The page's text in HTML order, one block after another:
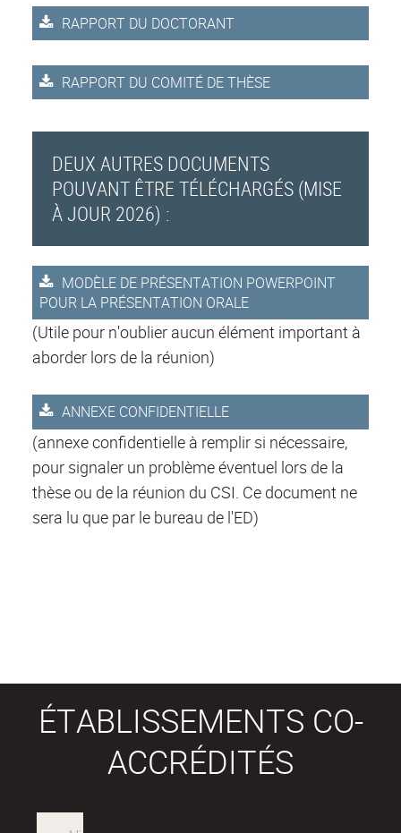
RAPPORT DU DOCTORANT
RAPPORT DU COMITÉ DE THÈSE
DEUX AUTRES DOCUMENTS
POUVANT ÊTRE TÉLÉCHARGÉS (MISE
À JOUR 2026) :
MODÈLE DE PRÉSENTATION POWERPOINT
POUR LA PRÉSENTATION ORALE
(Utile pour n'oublier aucun élément important à
aborder lors de la réunion)
ANNEXE CONFIDENTIELLE
(annexe confidentielle à remplir si nécessaire,
pour signaler un problème éventuel lors de la
thèse ou de la réunion du CSI. Ce document ne
sera lu que par le bureau de l'ED)
ÉTABLISSEMENTS CO-
ACCRÉDITÉS